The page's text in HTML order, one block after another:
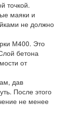
точкой.
маяки и
не должно
М400. Это
бетона
от
дав
После этого
не менее